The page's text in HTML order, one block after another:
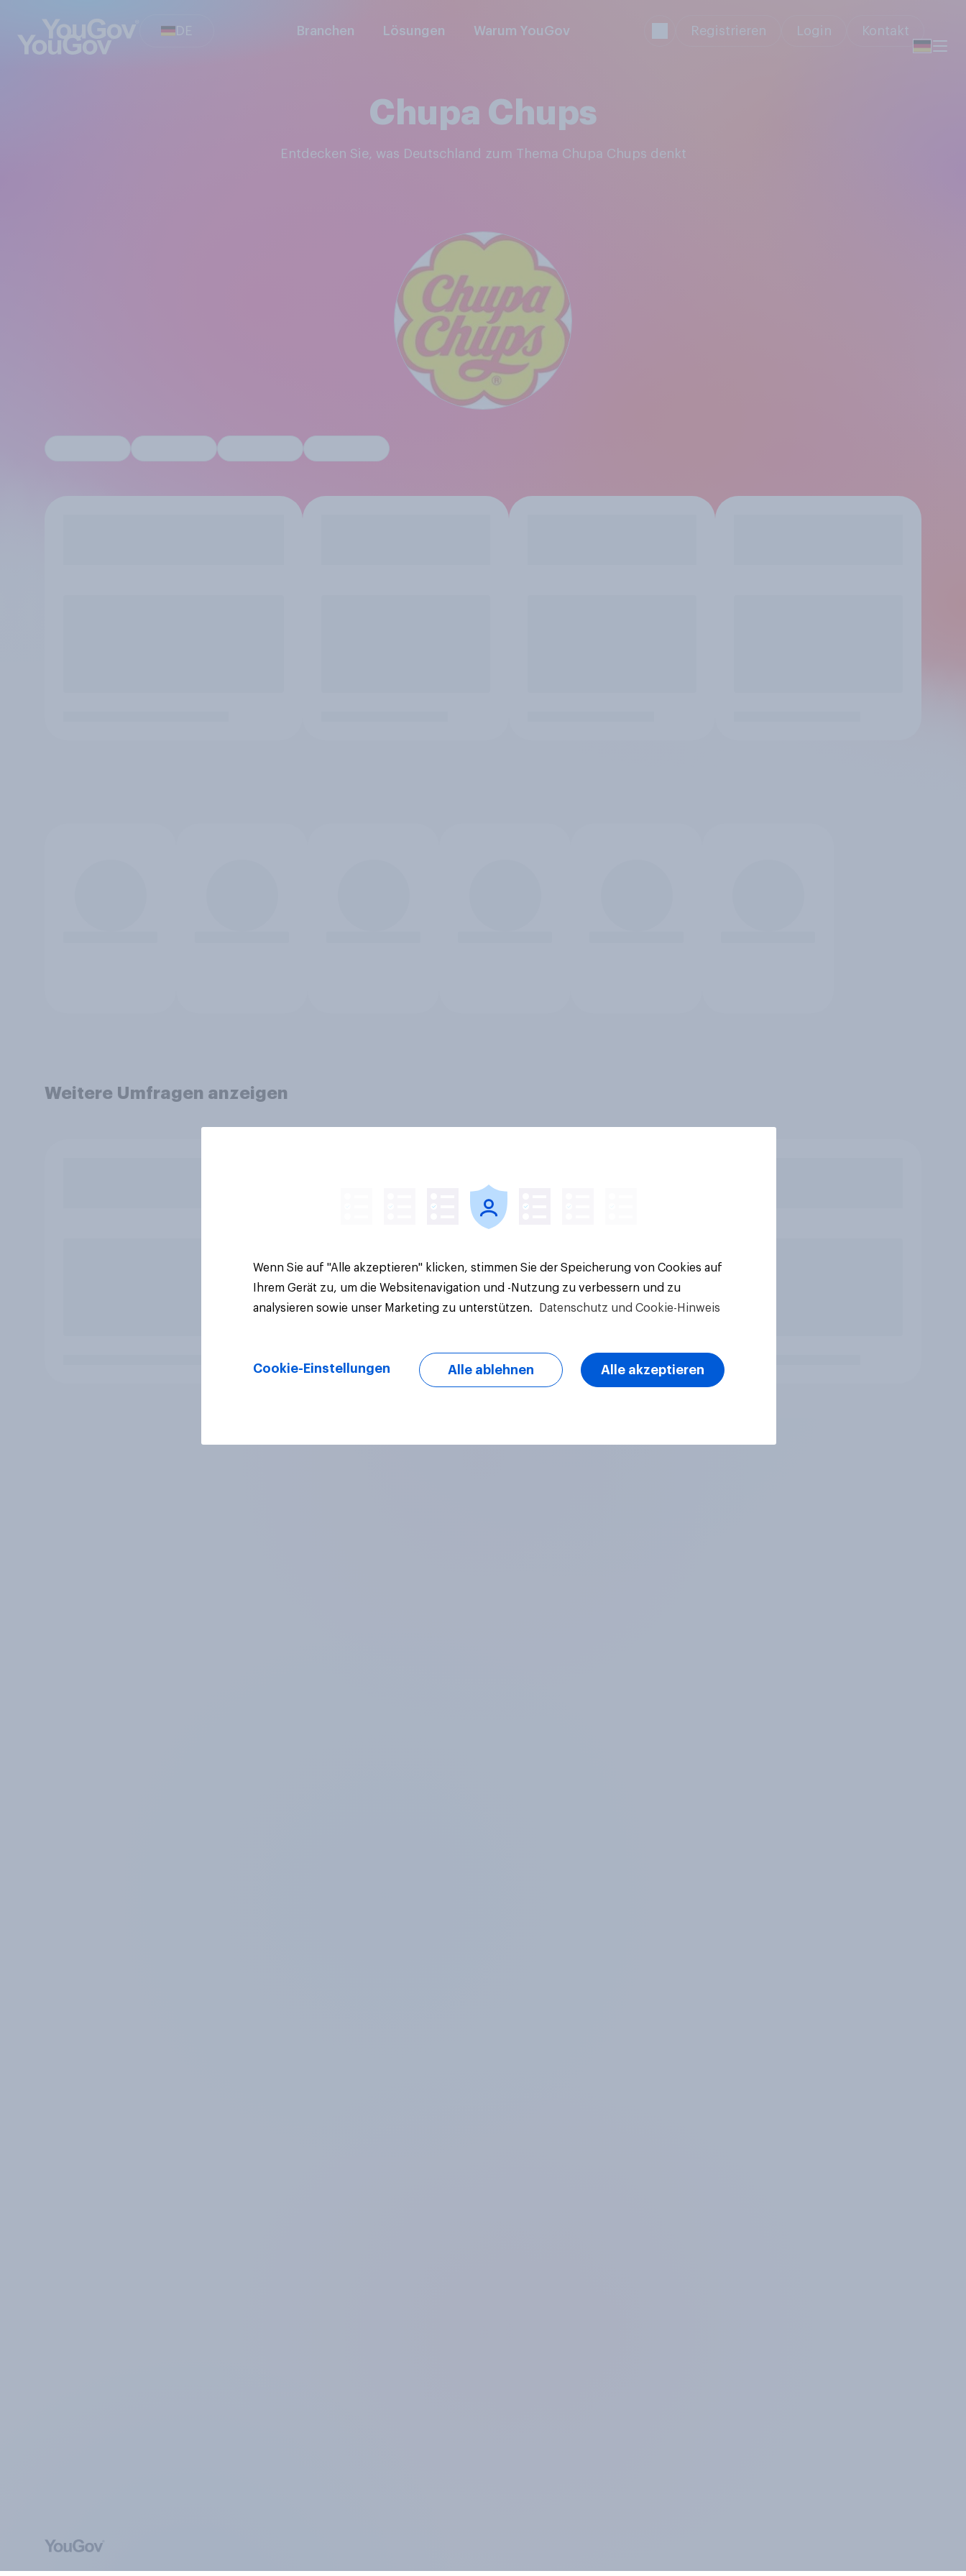
DE Branchen Lösungen Warum YouGov Registrieren Login Kontakt
Chupa Chups
Entdecken Sie, was Deutschland zum Thema Chupa Chups denkt
Weitere Umfragen anzeigen
Wenn Sie auf "Alle akzeptieren" klicken, stimmen Sie der Speicherung von Cookies auf
Ihrem Gerät zu, um die Websitenavigation und -Nutzung zu verbessern und zu
analysieren sowie unser Marketing zu unterstützen.
Datenschutz und Cookie-Hinweis
Cookie-Einstellungen Alle ablehnen Alle akzeptieren